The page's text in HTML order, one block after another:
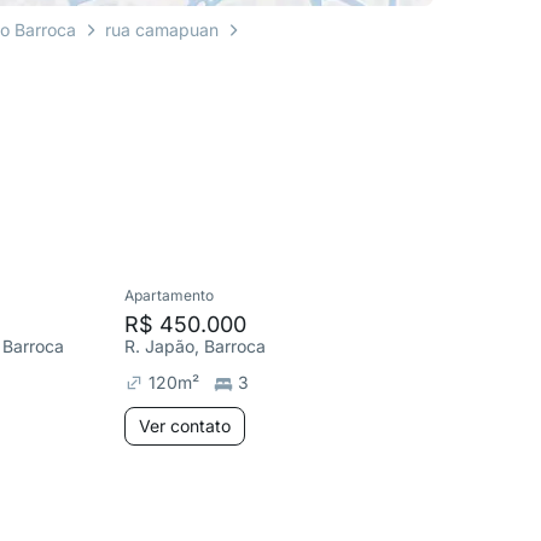
Barroca
rua camapuan
Apartamento
R$ 450.000
R. Japão, Barroca
120m² 3
Ver contato